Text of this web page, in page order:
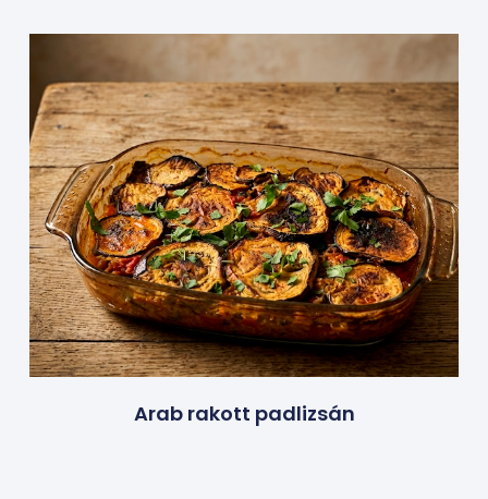
Arab rakott padlizsán